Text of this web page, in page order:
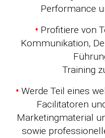
Performance
• Profitiere von
Kommunikation,
Training
• Werde Teil eines
Facilitatoren
Marketingmaterial
sowie